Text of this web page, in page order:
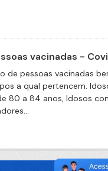
vacinadas -
de pessoas vacinadas
a qual pertencem.
80 a 84 anos, Idosos